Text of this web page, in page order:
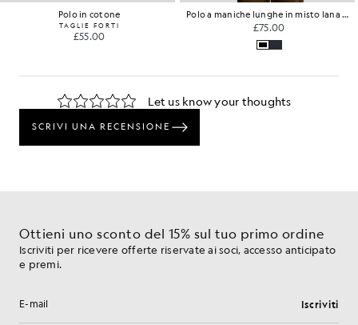
Polo in cotone
TAGLIE FORTI
£55.00
Polo a maniche lunghe in misto lana merino
£75.00
Ottieni uno sconto del 15% sul tuo primo ordine
Iscriviti per ricevere offerte riservate ai soci, accesso anticipato
e premi.
Indirizzo e-mail Iscriviti